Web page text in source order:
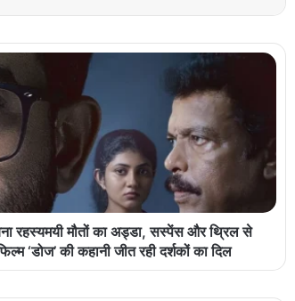
रहस्यमयी मौतों का अड्डा, सस्पेंस और थ्रिल से
‘डोज’ की कहानी जीत रही दर्शकों का दिल